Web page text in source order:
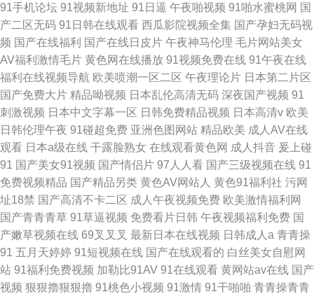
91手机论坛 91视频新地址 91日逼 午夜啪视频 91啪水蜜桃网 国
产二区无码 91日韩在线观看 西瓜影院视频全集 国产孕妇无码视
频 国产在线福利 国产在线日皮片 午夜神马伦理 毛片网站美女
AV福利激情毛片 黄色网在线播放 91视频免费在线 91午夜在线
福利在线视频导航 欧美喷潮一区二区 午夜理论片 日本第二片区
国产免费大片 精品呦视频 日本乱伦高清无码 深夜国产视频 91
刺激视频 日本中文字幕一区 日韩免费精品视频 日本高清v 欧美
日韩伦理午夜 91碰超免费 亚洲色图网站 精品欧美 成人AV在线
观看 日本a级在线 干露脸熟女 在线观看黄色网 成人抖音 爰上碰
91 国产美女91视频 国产情侣片 97人人看 国产三级视频在线 91
免费视频精品 国产精品另类 黄色AV网站人 黄色91福利社 污网
址18禁 国产高清不卡二区 成人午夜视频免费 欧美激情福利网
国产青青青草 91草逼视频 免费看片日韩 午夜视频福利免费 国
产嫩草视频在线 69叉叉叉 最新日本在线视频 日韩成人a 青青操
91 五月天婷婷 91短视频在线 国产在线观看的 白丝美女自慰网
站 91福利免费视频 加勒比91AV 91在线观看 黄网站av在线 国产
视频 狠狠擼狠狠擼 91桃色小视频 91激情 91干啪啪 青青操青青